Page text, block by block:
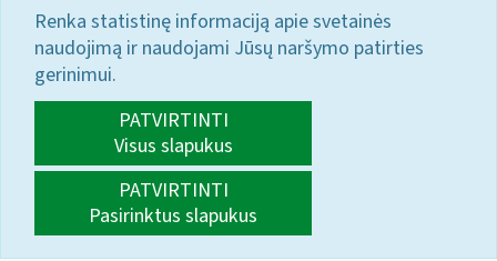
Renka statistinę informaciją apie svetainės
naudojimą ir naudojami Jūsų naršymo patirties
gerinimui.
PATVIRTINTI
Visus slapukus
PATVIRTINTI
Pasirinktus slapukus